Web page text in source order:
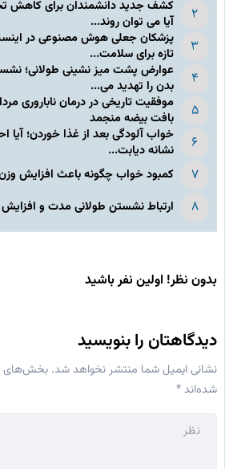
کشف جدید دانشمندان برای کاهش
آیا می توان روند...
پزشکان جعلی هوش مصنوعی در
تازه برای سلامت...
عوارض پشت میز نشینی طولانی؛
بدن را تهدید می...
موفقیت تاریخی در درمان ناباروری
بافت بیضه منجمد
خواب آلودگی بعد از غذا خوردن؛
نشانه دیابت...
کمبود خواب چگونه باعث افزایش
ارتباط نشستن طولانی مدت و
بدون نظر! اولین نفر باشید
دیدگاهتان را بنویسید
نشانی ایمیل شما منتشر نخواهد شد. بخش‌های
شده‌اند*